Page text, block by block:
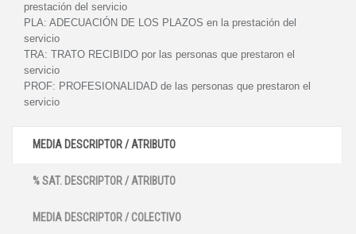
prestación del servicio
PLA: ADECUACIÓN DE LOS PLAZOS en la prestación del
servicio
TRA: TRATO RECIBIDO por las personas que prestaron el
servicio
PROF: PROFESIONALIDAD de las personas que prestaron el
servicio
MEDIA DESCRIPTOR / ATRIBUTO
% SAT. DESCRIPTOR / ATRIBUTO
MEDIA DESCRIPTOR / COLECTIVO